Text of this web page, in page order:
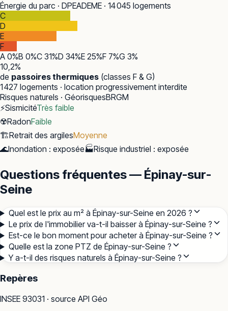
Énergie du parc · DPEADEME · 14 045 logements
C
D
E
F
A 0%B 0%C 31%D 34%E 25%F 7%G 3%
10,2%
de passoires thermiques (classes F & G)
1 427 logements · location progressivement interdite
Risques naturels · GéorisquesBRGM
⚡SismicitéTrès faible
☢️RadonFaible
🏗️Retrait des argilesMoyenne
🌊Inondation : exposée🏭Risque industriel : exposée
Questions fréquentes — Épinay-sur-
Seine
Quel est le prix au m² à Épinay-sur-Seine en 2026 ?
Le prix de l'immobilier va-t-il baisser à Épinay-sur-Seine ?
Est-ce le bon moment pour acheter à Épinay-sur-Seine ?
Quelle est la zone PTZ de Épinay-sur-Seine ?
Y a-t-il des risques naturels à Épinay-sur-Seine ?
Repères
INSEE 93031 · source API Géo